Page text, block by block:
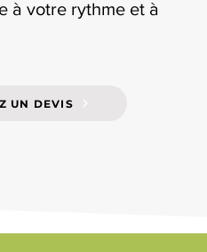
à votre rythme et à
UN DEVIS